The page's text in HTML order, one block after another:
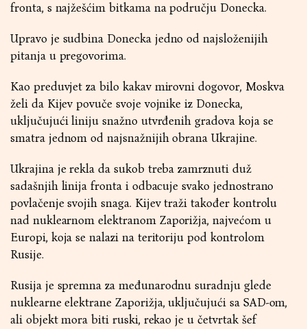
fronta, s najžešćim bitkama na području Donecka.
Upravo je sudbina Donecka jedno od najsloženijih
pitanja u pregovorima.
Kao preduvjet za bilo kakav mirovni dogovor, Moskva
želi da Kijev povuče svoje vojnike iz Donecka,
uključujući liniju snažno utvrđenih gradova koja se
smatra jednom od najsnažnijih obrana Ukrajine.
Ukrajina je rekla da sukob treba zamrznuti duž
sadašnjih linija fronta i odbacuje svako jednostrano
povlačenje svojih snaga. Kijev traži također kontrolu
nad nuklearnom elektranom Zaporižja, najvećom u
Europi, koja se nalazi na teritoriju pod kontrolom
Rusije.
Rusija je spremna za međunarodnu suradnju glede
nuklearne elektrane Zaporižja, uključujući sa SAD-om,
ali objekt mora biti ruski, rekao je u četvrtak šef